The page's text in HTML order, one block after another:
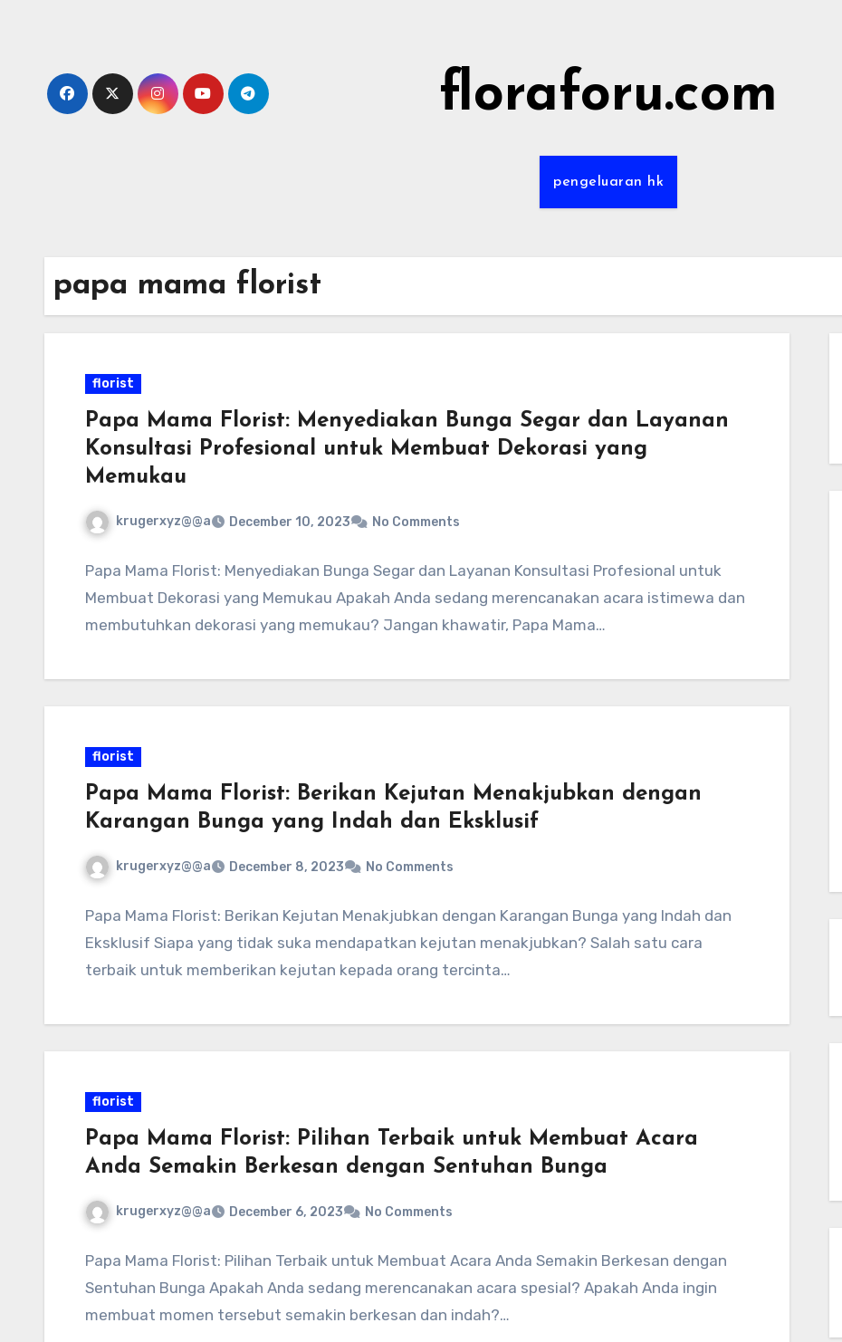
floraforu.com
pengeluaran hk
papa mama florist
florist
Papa Mama Florist: Menyediakan Bunga Segar dan Layanan
Konsultasi Profesional untuk Membuat Dekorasi yang
Memukau
krugerxyz@@a December 10, 2023 No Comments
Papa Mama Florist: Menyediakan Bunga Segar dan Layanan Konsultasi Profesional untuk
Membuat Dekorasi yang Memukau Apakah Anda sedang merencanakan acara istimewa dan
membutuhkan dekorasi yang memukau? Jangan khawatir, Papa Mama…
florist
Papa Mama Florist: Berikan Kejutan Menakjubkan dengan
Karangan Bunga yang Indah dan Eksklusif
krugerxyz@@a December 8, 2023 No Comments
Papa Mama Florist: Berikan Kejutan Menakjubkan dengan Karangan Bunga yang Indah dan
Eksklusif Siapa yang tidak suka mendapatkan kejutan menakjubkan? Salah satu cara
terbaik untuk memberikan kejutan kepada orang tercinta…
florist
Papa Mama Florist: Pilihan Terbaik untuk Membuat Acara
Anda Semakin Berkesan dengan Sentuhan Bunga
krugerxyz@@a December 6, 2023 No Comments
Papa Mama Florist: Pilihan Terbaik untuk Membuat Acara Anda Semakin Berkesan dengan
Sentuhan Bunga Apakah Anda sedang merencanakan acara spesial? Apakah Anda ingin
membuat momen tersebut semakin berkesan dan indah?…